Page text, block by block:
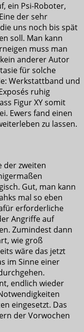
ein Psi-Roboter,
der sehr
uns noch bis spät
soll. Man kann
muss man
anderer Autor
für solche
Werkstattband und
ruhig
Figur XY somit
Ewers fand einen
zu lassen.
der zweiten
Gut, man kann
mal so eben
erforderliche
Angriffe auf
Zumindest dann
wie groß
wäre das jetzt
im Sinne einer
endlich wieder
eingesetzt. Das
der Vorwochen